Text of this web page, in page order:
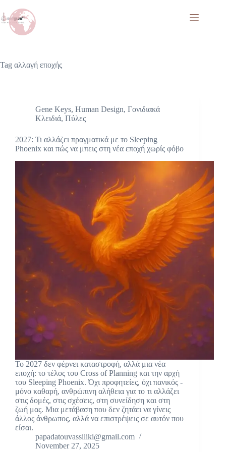
Tag αλλαγή εποχής
Gene Keys, Human Design, Γονιδιακά
Κλειδιά, Πύλες
2027: Τι αλλάζει πραγματικά με το Sleeping
Phoenix και πώς να μπεις στη νέα εποχή χωρίς φόβο
Το 2027 δεν φέρνει καταστροφή, αλλά μια νέα
εποχή: το τέλος του Cross of Planning και την αρχή
του Sleeping Phoenix. Όχι προφητείες, όχι πανικός -
μόνο καθαρή, ανθρώπινη αλήθεια για το τι αλλάζει
στις δομές, στις σχέσεις, στη συνείδηση και στη
ζωή μας. Μια μετάβαση που δεν ζητάει να γίνεις
άλλος άνθρωπος, αλλά να επιστρέψεις σε αυτόν που
είσαι.
papadatouvassiliki@gmail.com
November 27, 2025